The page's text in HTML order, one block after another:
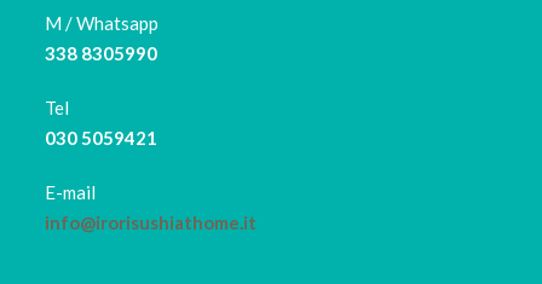
M / Whatsapp
338 8305990
Tel
030 5059421
E-mail
info@irorisushiathome.it